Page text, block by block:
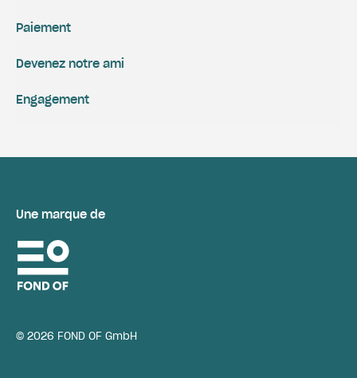
Paiement
Engagement
Devenez notre ami
Une marque de
© 2026 FOND OF GmbH